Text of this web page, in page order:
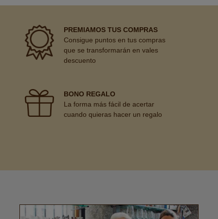
PREMIAMOS TUS COMPRAS
Consigue puntos en tus compras
que se transformarán en vales
descuento
BONO REGALO
La forma más fácil de acertar
cuando quieras hacer un regalo